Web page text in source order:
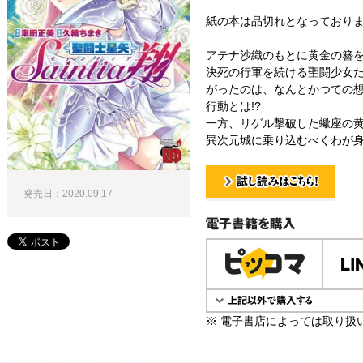
紙の本は品切れとなっており
アテナ沙織のもとに黄金の簪
決死の行軍を続ける聖闘少女
がったのは、なんとかつての
行動とは!?
一方、リゲル撃破した蠍座の
異次元城に乗り込むべくわが
電子書籍で購入
※ 電子書店によっては取り扱
発売日：2020.09.17